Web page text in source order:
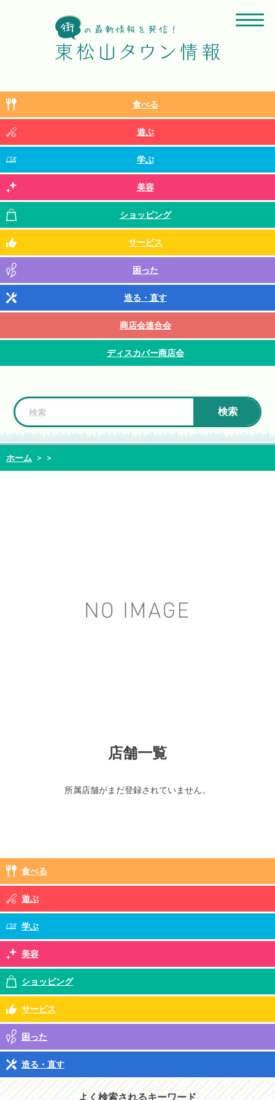
食べる
遊ぶ
学ぶ
美容
ショッピング
サービス
困った
造る・直す
商店会連合会
ディスカバー商店会
検索
ホーム > >
店舗一覧
所属店舗がまだ登録されていません。
食べる
遊ぶ
学ぶ
美容
ショッピング
サービス
困った
造る・直す
よく検索されるキーワード